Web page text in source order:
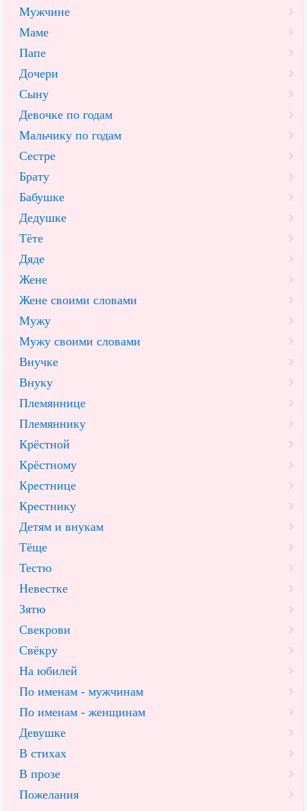
Мужчине
Маме
Папе
Дочери
Сыну
Девочке по годам
Мальчику по годам
Сестре
Брату
Бабушке
Дедушке
Тёте
Дяде
Жене
Жене своими словами
Мужу
Мужу своими словами
Внучке
Внуку
Племяннице
Племяннику
Крёстной
Крёстному
Крестнице
Крестнику
Детям и внукам
Тёще
Тестю
Невестке
Зятю
Свекрови
Свёкру
На юбилей
По именам - мужчинам
По именам - женщинам
Девушке
В стихах
В прозе
Пожелания